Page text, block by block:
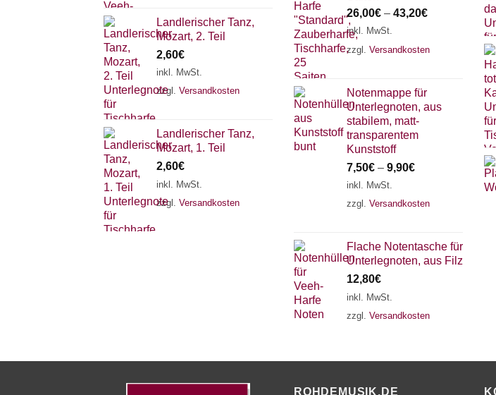
Landlerischer Tanz,
Mozart, 2. Teil
2,60€
inkl. MwSt.
zzgl. Versandkosten
Landlerischer Tanz,
Mozart, 1. Teil
2,60€
inkl. MwSt.
zzgl. Versandkosten
26,00€ – 43,20€
inkl. MwSt.
zzgl. Versandkosten
Notenmappe für
Unterlegnoten, aus
stabilem, matt-
transparentem
Kunststoff
7,50€ – 9,90€
inkl. MwSt.
zzgl. Versandkosten
Flache Notentasche für
Unterlegnoten, aus Filz
12,80€
inkl. MwSt.
zzgl. Versandkosten
ROHDEMUSIK.DE